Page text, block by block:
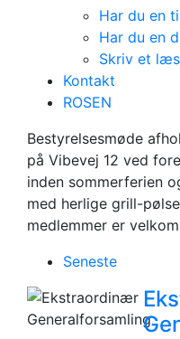
Har du en
Har du en
Skriv et
Kontakt
ROSEN
Bestyrelsesmøde
på Vibevej 12 ved
inden sommerferien
med herlige grill-
medlemmer er
Seneste